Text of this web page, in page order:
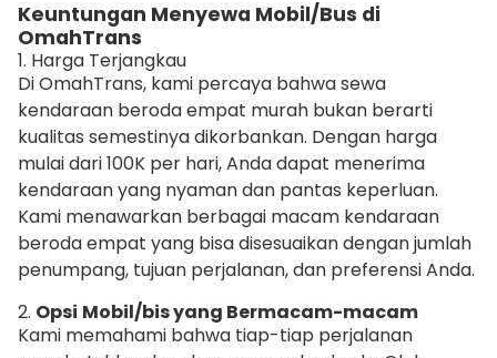
Keuntungan Menyewa Mobil/Bus di
OmahTrans
1. Harga Terjangkau
Di OmahTrans, kami percaya bahwa sewa
kendaraan beroda empat murah bukan berarti
kualitas semestinya dikorbankan. Dengan harga
mulai dari 100K per hari, Anda dapat menerima
kendaraan yang nyaman dan pantas keperluan.
Kami menawarkan berbagai macam kendaraan
beroda empat yang bisa disesuaikan dengan jumlah
penumpang, tujuan perjalanan, dan preferensi Anda.
2. Opsi Mobil/bis yang Bermacam-macam
Kami memahami bahwa tiap-tiap perjalanan